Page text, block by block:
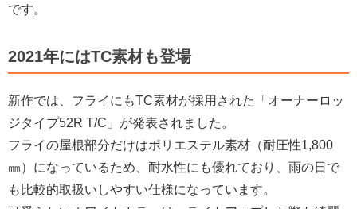
です。
2021年にはTC素材も登場
新作では、フライにもTC素材が採用された「オーナーロッ
ジタイプ52R T/C」が発表されました。
フライの屋根部分だけはポリエステル素材（耐圧性1,800
㎜）になっているため、耐水性にも優れており、雨の日で
も比較的取扱いしやすい仕様になっています。